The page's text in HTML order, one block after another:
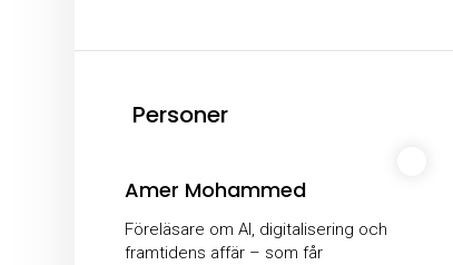
Personer
Amer Mohammed
Föreläsare om AI, digitalisering och
framtidens affär – som får